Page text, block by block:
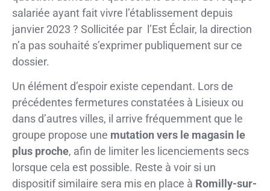
salariée ayant fait vivre l’établissement depuis
janvier 2023 ? Sollicitée par l’Est Éclair, la direction
n’a pas souhaité s’exprimer publiquement sur ce
dossier.
Un élément d’espoir existe cependant. Lors de
précédentes fermetures constatées à Lisieux ou
dans d’autres villes, il arrive fréquemment que le
groupe propose une mutation vers le magasin le
plus proche, afin de limiter les licenciements secs
lorsque cela est possible. Reste à voir si un
dispositif similaire sera mis en place à Romilly-sur-